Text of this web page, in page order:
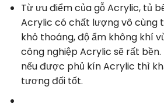
Từ ưu điểm của gỗ Acrylic, tủ
Acrylic có chất lượng vô cùng
khô thoáng, độ ẩm không khí
công nghiệp Acrylic sẽ rất
nếu được phủ kín Acrylic thì
tương đối tốt.